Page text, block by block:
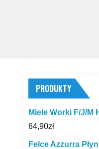
PRODUKTY
Miele Worki F/J/M
64,90zł
Felce Azzurra